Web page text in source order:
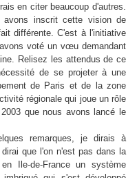
en citer beaucoup d'autres.
avons inscrit cette vision de
différente. C'est à l'initiative
voté un vœu demandant
Relisez les attendus de ce
de se projeter à une
de Paris et de la zone
régionale qui joue un rôle
que nous avons lancé le
remarques, je dirais à
que l'on n'est pas dans la
Ile-de-France un système